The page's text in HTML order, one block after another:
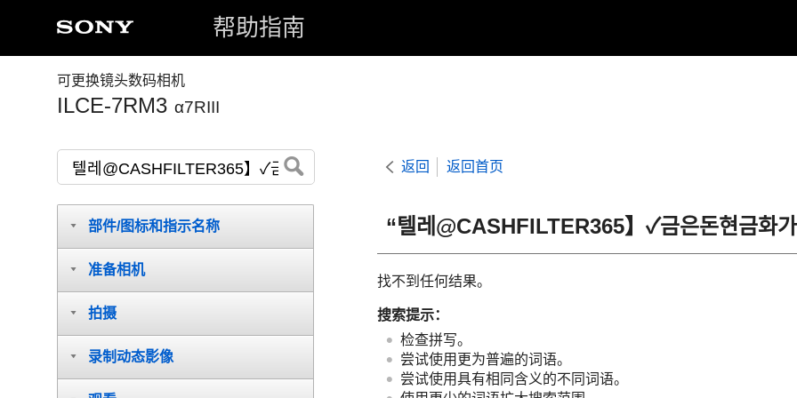
帮助指南
可更换镜头数码相机
ILCE-7RM3 α7RIII
返回 返回首页
“텔레@CASHFILTER365】✓금은돈현금화
找不到任何结果。
搜索提示：
检查拼写。
尝试使用更为普遍的词语。
尝试使用具有相同含义的不同词语。
部件/图标和指示名称
准备相机
拍摄
录制动态影像